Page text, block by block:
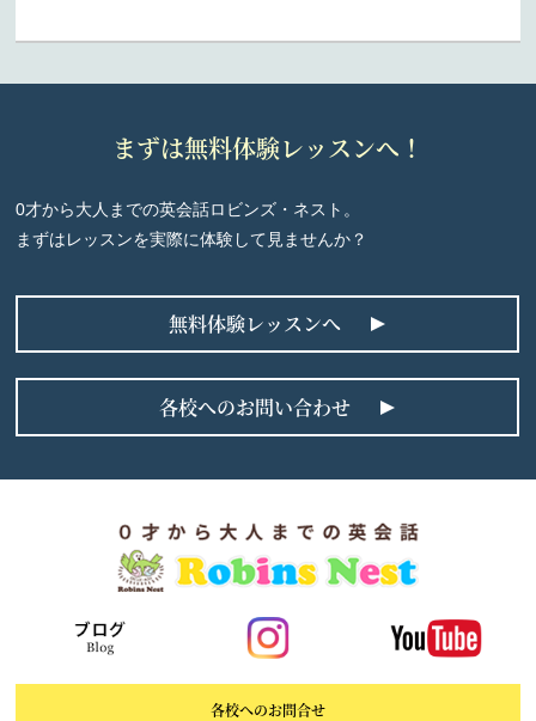
まずは無料体験レッスンへ！
0才から大人までの英会話ロビンズ・ネスト。
まずはレッスンを実際に体験して見ませんか？
無料体験レッスンへ
各校へのお問い合わせ
各校へのお問合せ